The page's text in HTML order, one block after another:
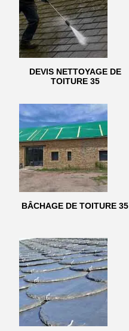
DEVIS NETTOYAGE DE
TOITURE 35
BÂCHAGE DE TOITURE 35